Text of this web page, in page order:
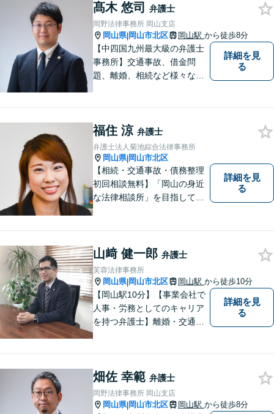
よる不当な取り調べや身体拘
束から、依頼者さまの利益を
守ります【完全個室相談】
髙木 悠司 弁護士
岡野法律事務所 岡山支店
岡山県|岡山市北区 岡山駅 から徒歩8分
【中四国九州最大級の弁護士
事務所】交通事故、借金問
題、離婚、相続など様々な問
い！
詳細を見
る
福住 涼 弁護士
弁護士法人菊池綜合法律事務所
岡山県|岡山市北区
【相続・交通事故・債務整理
初回相談無料】「岡山の身近
な法律相談所」を目指してい
んなささいなことでも構いま
せん。お気軽にご相談くださ
い。【土曜日も受付可能】
【専用駐車場あり】
詳細を見
る
山﨑 健一郎 弁護士
芙蓉法律事務所
岡山県|岡山市北区 岡山駅 から徒歩10分
【岡山駅10分】【事業会社で
人事・労務としてのキャリア
を持つ弁護士】離婚・交通事
とお話をうかがうことを心掛
けています。必要に応じ、他
士業と連携して解決を図りま
詳細を見
る
畑佐 幸範 弁護士
岡野法律事務所 岡山支店
岡山県|岡山市北区 岡山駅 から徒歩8分